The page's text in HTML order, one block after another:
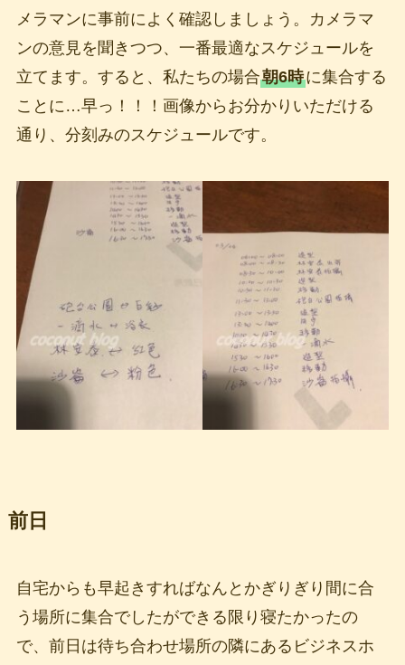
メラマンに事前によく確認しましょう。カメラマ
ンの意見を聞きつつ、一番最適なスケジュールを
立てます。すると、私たちの場合朝6時に集合する
ことに…早っ！！！画像からお分かりいただける
通り、分刻みのスケジュールです。
前日
自宅からも早起きすればなんとかぎりぎり間に合
う場所に集合でしたができる限り寝たかったの
で、前日は待ち合わせ場所の隣にあるビジネスホ